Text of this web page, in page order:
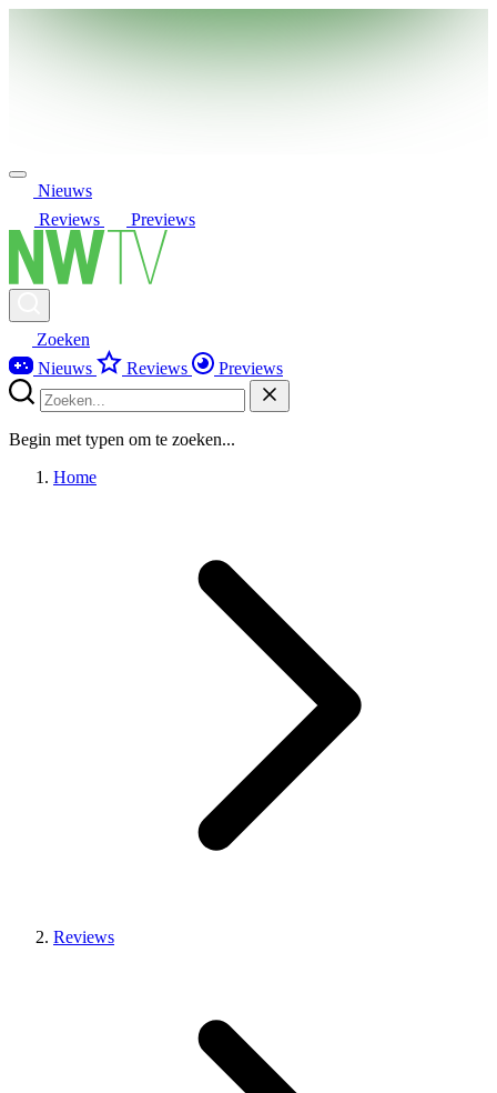
Nieuws
Reviews
Previews
Zoeken
Nieuws
Reviews Previews
Begin met typen om te zoeken...
Home
Reviews